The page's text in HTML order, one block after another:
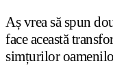
Aș vrea să spun
face această
simțurilor